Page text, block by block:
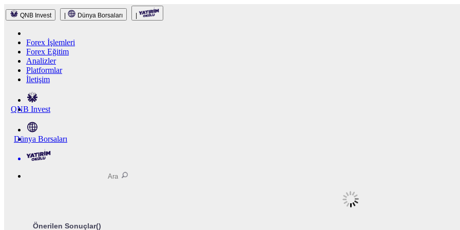
QNB Invest Dünya Borsaları
Forex İşlemleri
Forex Eğitim
Analizler
Platformlar
İletişim
QNB Invest
Dünya Borsaları
Önerilen Sonuçlar()